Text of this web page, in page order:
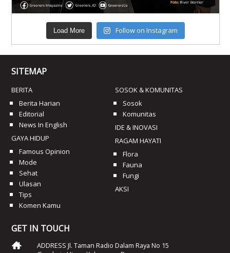
Load More Follow on Instagram
SITEMAP
BERITA
Berita Harian
Editorial
News In English
GAYA HIDUP
Famous Opinion
Mode
Sehat
Ulasan
Tips
Komen Kamu
SOSOK & KOMUNITAS
Sosok
Komunitas
IDE & INOVASI
RAGAM HAYATI
Flora
Fauna
Fungi
AKSI
GET IN TOUCH
ADDRESS Jl. Taman Radio Dalam Raya No 15